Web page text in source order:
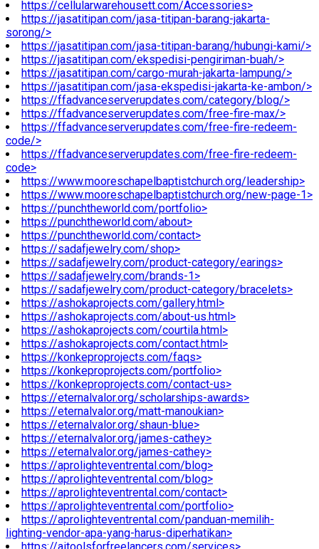
https://cellularwarehousett.com/Accessories>
https://jasatitipan.com/jasa-titipan-barang-jakarta-
sorong/>
https://jasatitipan.com/jasa-titipan-barang/hubungi-kami/>
https://jasatitipan.com/ekspedisi-pengiriman-buah/>
https://jasatitipan.com/cargo-murah-jakarta-lampung/>
https://jasatitipan.com/jasa-ekspedisi-jakarta-ke-ambon/>
https://ffadvanceserverupdates.com/category/blog/>
https://ffadvanceserverupdates.com/free-fire-max/>
https://ffadvanceserverupdates.com/free-fire-redeem-
code/>
https://ffadvanceserverupdates.com/free-fire-redeem-
code>
https://www.mooreschapelbaptistchurch.org/leadership>
https://www.mooreschapelbaptistchurch.org/new-page-1>
https://punchtheworld.com/portfolio>
https://punchtheworld.com/about>
https://punchtheworld.com/contact>
https://sadafjewelry.com/shop>
https://sadafjewelry.com/product-category/earings>
https://sadafjewelry.com/brands-1>
https://sadafjewelry.com/product-category/bracelets>
https://ashokaprojects.com/gallery.html>
https://ashokaprojects.com/about-us.html>
https://ashokaprojects.com/courtila.html>
https://ashokaprojects.com/contact.html>
https://konkeproprojects.com/faqs>
https://konkeproprojects.com/portfolio>
https://konkeproprojects.com/contact-us>
https://eternalvalor.org/scholarships-awards>
https://eternalvalor.org/matt-manoukian>
https://eternalvalor.org/shaun-blue>
https://eternalvalor.org/james-cathey>
https://eternalvalor.org/james-cathey>
https://aprolighteventrental.com/blog>
https://aprolighteventrental.com/blog>
https://aprolighteventrental.com/contact>
https://aprolighteventrental.com/portfolio>
https://aprolighteventrental.com/panduan-memilih-
lighting-vendor-apa-yang-harus-diperhatikan>